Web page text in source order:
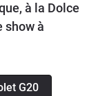
à la Dolce
show à
G20